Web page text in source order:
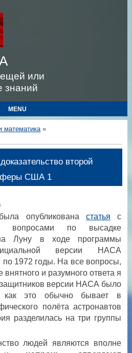
или
знаний
MENU
математика»
второй
США 1
опубликована статья с
вопросами по высадке
Луну в ходе программы
версии НАСА
по 1972 годы. На все вопросы,
внятного и разумного ответа я
защитников версии НАСА было
это обычно бывает в
полёта астронавтов
разделилась на три группы
людей являются вполне